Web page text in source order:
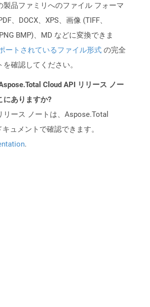
製品ファミリへのファイル フォーマ
、DOCX、XPS、画像 (TIFF、
BMP)、MD などに変換できま
ートされているファイル形式 の完全
を確認してください。
Cloud API リリース ノー
にありますか?
リース ノートは、Aspose.Total
ュメントで確認できます。
.